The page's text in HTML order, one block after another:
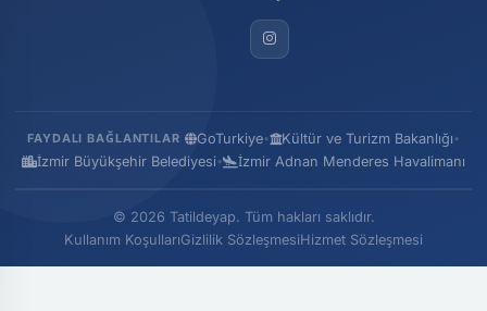
FAYDALI BAĞLANTILAR GoTurkiye• Kültür ve Turizm Bakanlığı •
İzmir Büyükşehir Belediyesi • İzmir Adnan Menderes Havalimanı
© 2026 Tatildeyap. Tüm hakları saklıdır.
Kullanım KoşullarıGizlilik SözleşmesiHizmet Sözleşmesi